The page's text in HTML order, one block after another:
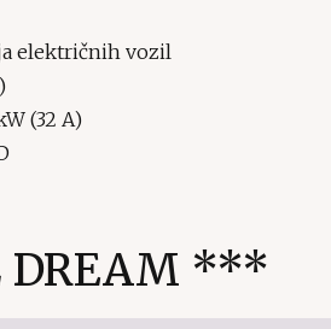
električnih vozil
(32 A)
DREAM ***